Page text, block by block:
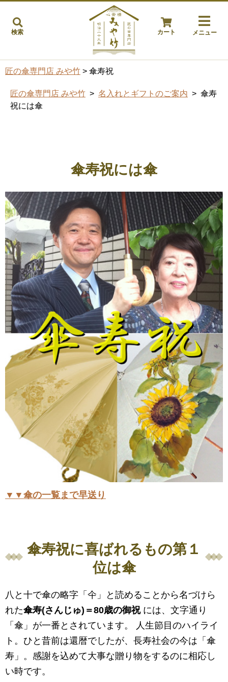
検索 カート メニュー
匠の傘専門店 みや竹 > 傘寿祝
匠の傘専門店 みや竹 > 名入れとギフトのご案内 > 傘寿
祝には傘
傘寿祝には傘
▼▼傘の一覧まで早送り
傘寿祝に喜ばれるもの第１
位は傘
八と十で傘の略字「仐」と読めることから名づけら
れた傘寿(さんじゅ)＝80歳の御祝には、文字通り
「傘」が一番とされています。 人生節目のハイライ
ト。ひと昔前は還暦でしたが、長寿社会の今は「傘
寿」。感謝を込めて大事な贈り物をするのに相応し
い時です。